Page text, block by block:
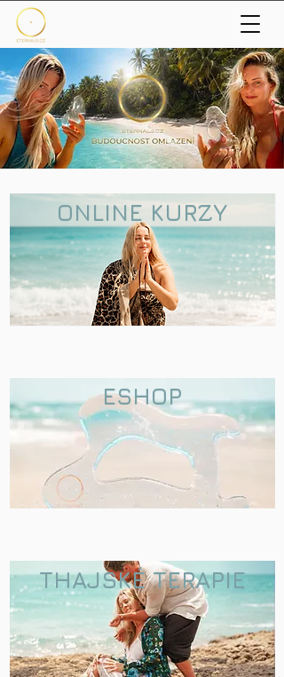
ONLINE KURZY
ESHOP
THAJSKÉ TERAPIE